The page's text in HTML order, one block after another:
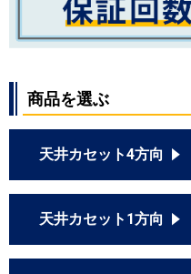
商品を選ぶ
天井カセット4方向
天井カセット1方向